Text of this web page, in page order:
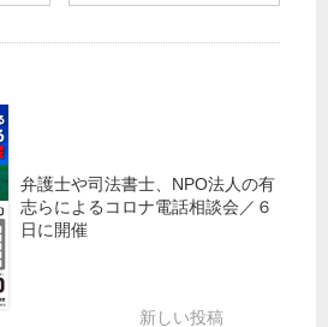
演
画
党
都
議
団
が
中
止
日
会
検
勤
務
延
長
「
必
要
な
え
が
安
弁護士や司法書士、NPO法人の有
志らによるコロナ電話相談会／６
日に開催